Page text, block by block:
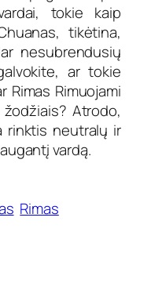
tokie kaip
tikėtina,
nesubrendusių
ar tokie
Rimas Rimuojami
Atrodo,
rinktis neutralų ir
vardą.
Rimas